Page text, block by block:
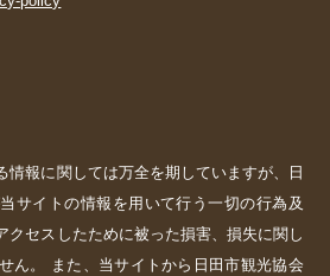
情報に関しては万全を期していますが、日
サイトの情報を用いて行う一切の行為及
クセスしたために被った損害、損失に関し
ん。 また、当サイトから日田市観光協会